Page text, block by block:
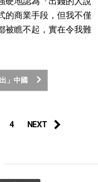
的商業手段，但我不僅
被瞧不起，實在令我難
」中國
4 NEXT